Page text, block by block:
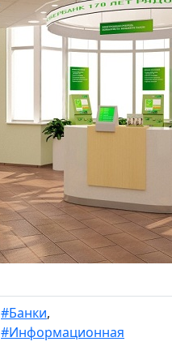
#Банки,
#Информационная